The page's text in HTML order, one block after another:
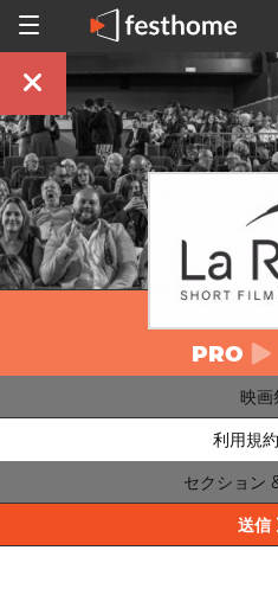
PRO
映画
利用規
セクション
送信